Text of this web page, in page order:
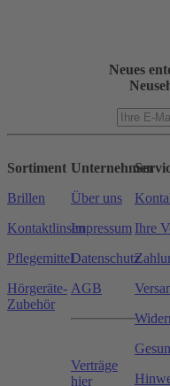
Neues
Sortiment
Brillen
Kontaktlinsen
Pflegemittel
Hörgeräte-
Zubehör
Unternehmen
Über uns
Impressum
Datenschutz
AGB
Verträge
hier
Ihre